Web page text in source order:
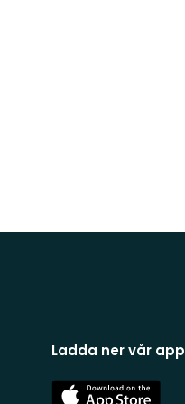
Ladda ner vår app
App